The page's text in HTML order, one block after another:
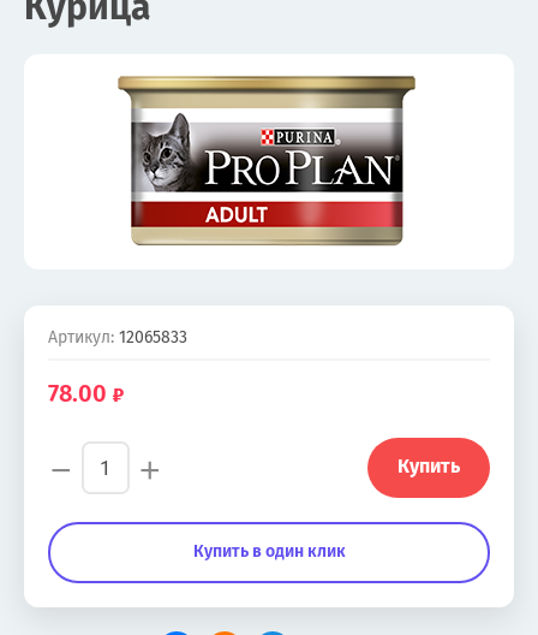
Артикул: 12065833
78.00
− + Купить
Купить в один клик